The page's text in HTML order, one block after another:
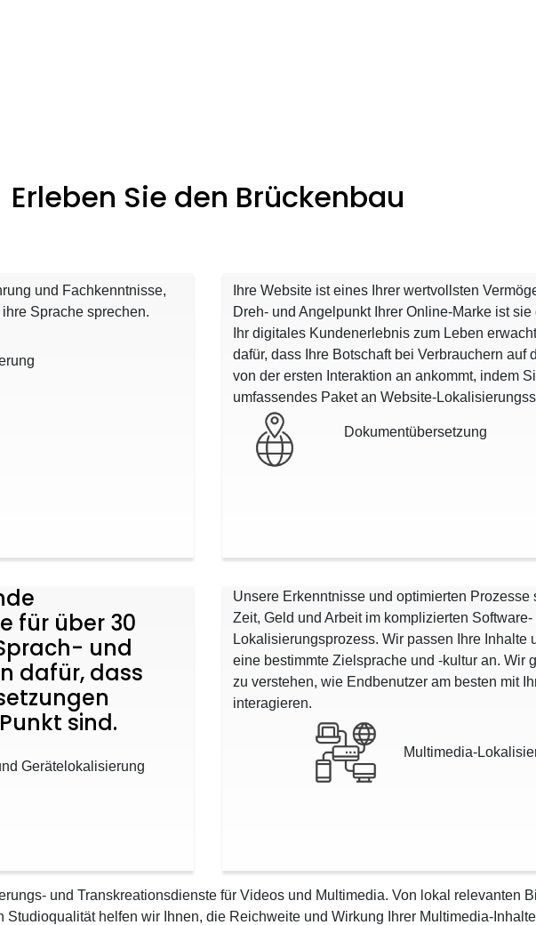
Erleben Sie den Brückenbau
und Fachkenntnisse,
Sprache sprechen.
Ihre Website ist eines Ihrer wertvollsten
Dreh- und Angelpunkt Ihrer Online-Marke ist sie
Ihr digitales Kundenerlebnis zum Leben
dafür, dass Ihre Botschaft bei Verbrauchern auf
von der ersten Interaktion an ankommt, indem
umfassendes Paket an Website-
Dokumentübersetzung
für über 30
und
dafür, dass
sind.
Gerätelokalisierung
Unsere Erkenntnisse und optimierten Prozesse
Zeit, Geld und Arbeit im komplizierten Software-
Lokalisierungsprozess. Wir passen Ihre Inhalte
eine bestimmte Zielsprache und -kultur an. Wir
zu verstehen, wie Endbenutzer am besten mit
interagieren.
Multimedia-
und Transkreationsdienste für Videos und Multimedia. Von lokal relevanten
helfen wir Ihnen, die Reichweite und Wirkung Ihrer Multimedia-